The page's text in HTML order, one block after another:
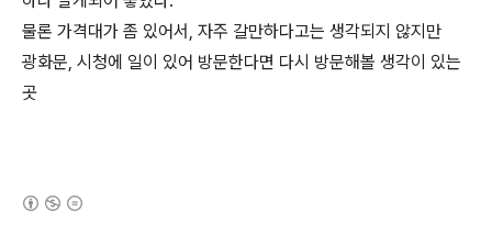
물론 가격대가 좀 있어서, 자주 갈만하다고는 생각되지 않지만
광화문, 시청에 일이 있어 방문한다면 다시 방문해볼 생각이 있는
곳